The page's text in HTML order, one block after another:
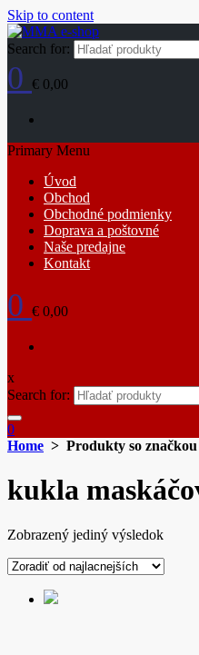
Skip to content
Search for:
0 € 0,00
Primary Menu
Úvod
Obchod
Obchodné podmienky
Doprava a poštovné
Naše predajne
Kontakt
0 € 0,00
x
Search for:
0
Home > Produkty so
kukla
Zobrazený jediný výsledok